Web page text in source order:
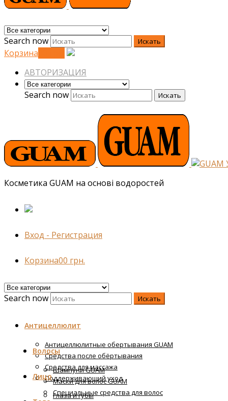
Search now Искать
Корзина
АВТОРИЗАЦИЯ
Search now
Искать
Косметика GUAM на основі водоростей
Вход - Регистрация
Корзина00 грн.
Search now Искать
Антицеллюлит
Антицеллюлитные обертывания GUAM
Средства после обёртывания
Средства для массажа
Поддерживающий уход
Волосы
Шампуни GUAM
Маски для волос GUAM
Специальные средства для волос
Лицо
Глаза и губы